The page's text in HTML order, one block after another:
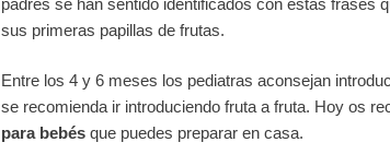
sus primeras papillas de frutas.
Entre los 4 y 6 meses los pediatras aconsejan
se recomienda ir introduciendo fruta a fruta. Hoy os
para bebésque puedes preparar en casa.